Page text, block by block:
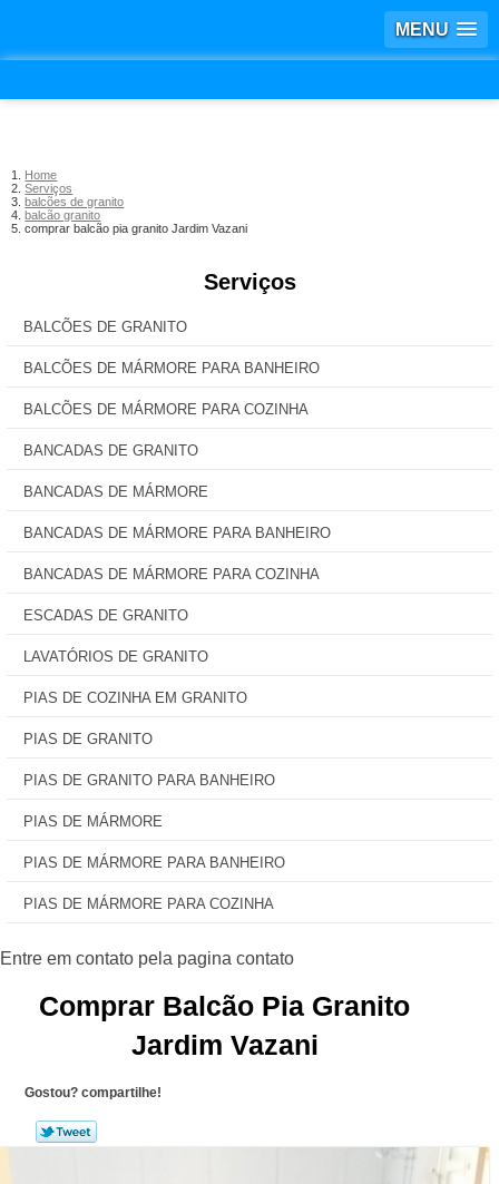
MENU
Home
Serviços
balcões de granito
balcão granito
comprar balcão pia granito Jardim Vazani
Serviços
BALCÕES DE GRANITO
BALCÕES DE MÁRMORE PARA BANHEIRO
BALCÕES DE MÁRMORE PARA COZINHA
BANCADAS DE GRANITO
BANCADAS DE MÁRMORE
BANCADAS DE MÁRMORE PARA BANHEIRO
BANCADAS DE MÁRMORE PARA COZINHA
ESCADAS DE GRANITO
LAVATÓRIOS DE GRANITO
PIAS DE COZINHA EM GRANITO
PIAS DE GRANITO
PIAS DE GRANITO PARA BANHEIRO
PIAS DE MÁRMORE
PIAS DE MÁRMORE PARA BANHEIRO
PIAS DE MÁRMORE PARA COZINHA
Comprar Balcão Pia Granito
Jardim Vazani
Gostou? compartilhe!